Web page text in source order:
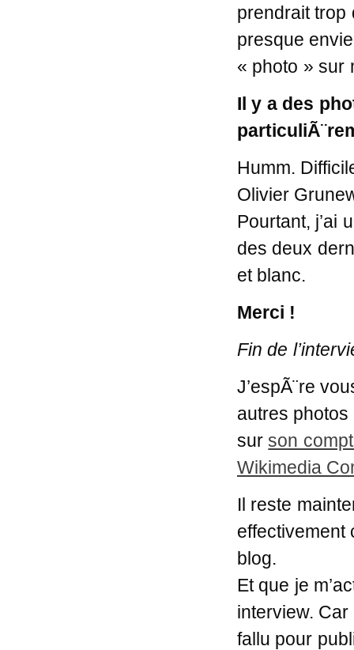
prendrait trop
presque
« photo » sur
Il y a des
Humm.
Olivier
Pourtant, j’ai
des deux
et blanc.
Merci !
Fin de
J’espÃ¨re
autres
surson
Wikimedia
Il reste
blog.
Et que je
interview. Car
fallu pour